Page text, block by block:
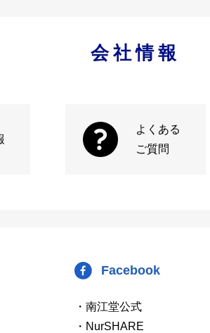
会社情報
よくある
ご質問
Facebook
・南江堂公式
・NurSHARE